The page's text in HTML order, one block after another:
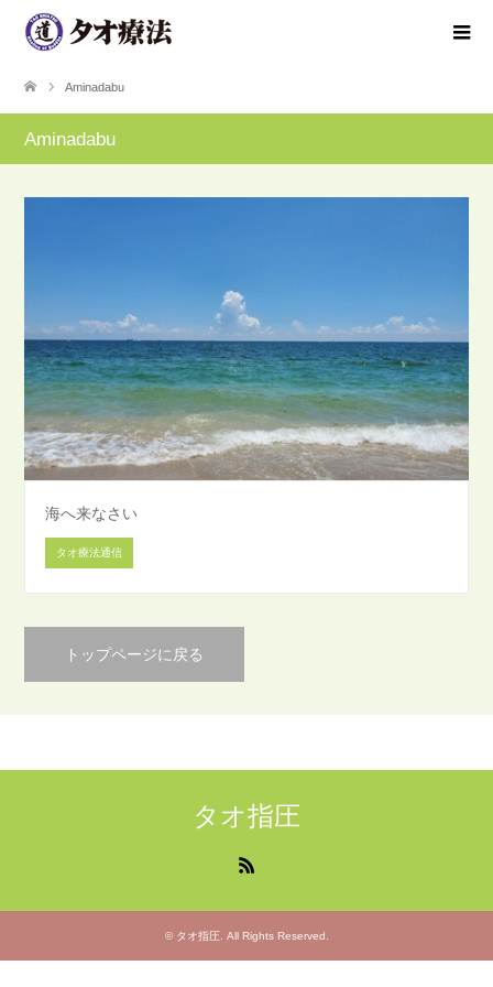
Aminadabu
Aminadabu
海へ来なさい
タオ療法通信
トップページに戻る
タオ指圧
© タオ指圧. All Rights Reserved.